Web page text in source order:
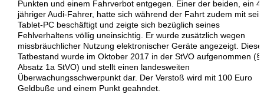
Punkten und einem Fahrverbot entgegen. Einer der beiden, ein
jähriger Audi-Fahrer, hatte sich während der Fahrt zudem mit
Tablet-PC beschäftigt und zeigte sich bezüglich seines
Fehlverhaltens völlig uneinsichtig. Er wurde zusätzlich wegen
missbräuchlicher Nutzung elektronischer Geräte angezeigt.
Tatbestand wurde im Oktober 2017 in der StVO aufgenommen (§
Absatz 1a StVO) und stellt einen landesweiten
Überwachungsschwerpunkt dar. Der Verstoß wird mit 100 Euro
Geldbuße und einem Punkt geahndet.